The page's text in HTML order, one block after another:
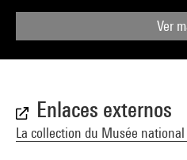
Ver
Enlaces externos
La collection du Musée national